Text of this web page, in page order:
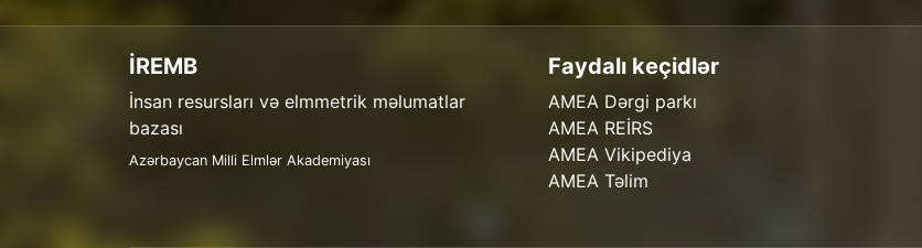
İREMB
İnsan resursları və elmmetrik məlumatlar
bazası
Azərbaycan Milli Elmlər Akademiyası
Faydalı keçidlər
AMEA Dərgi parkı
AMEA REİRS
AMEA Vikipediya
AMEA Təlim